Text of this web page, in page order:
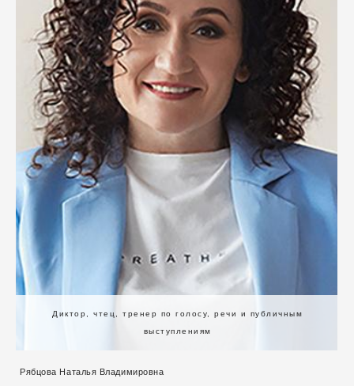
Диктор, чтец, тренер по голосу, речи и публичным
выступлениям
Рябцова Наталья Владимировна